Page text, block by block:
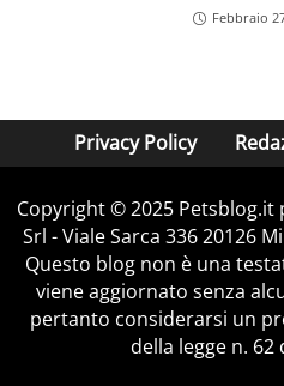
Febbraio
Privacy Policy
Copyright © 2025
Srl - Viale Sarca 336 20126
Questo blog non è una
viene aggiornato senza
pertanto considerarsi un
della legge n. 62